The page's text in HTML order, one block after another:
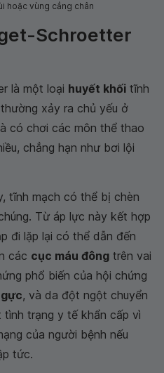
hoặc vùng cẳng chân
Schroetter
là một loại huyết khối tĩnh
xảy ra chủ yếu ở
có chơi các môn thể thao
chẳng hạn như bơi lội
tĩnh mạch có thể bị chèn
Từ áp lực này kết hợp
đi lặp lại có thể dẫn đến
các cục máu đông trên vai
phổ biến của hội chứng
, và da đột ngột chuyển
tình trạng y tế khẩn cấp vì
của người bệnh nếu
tức.